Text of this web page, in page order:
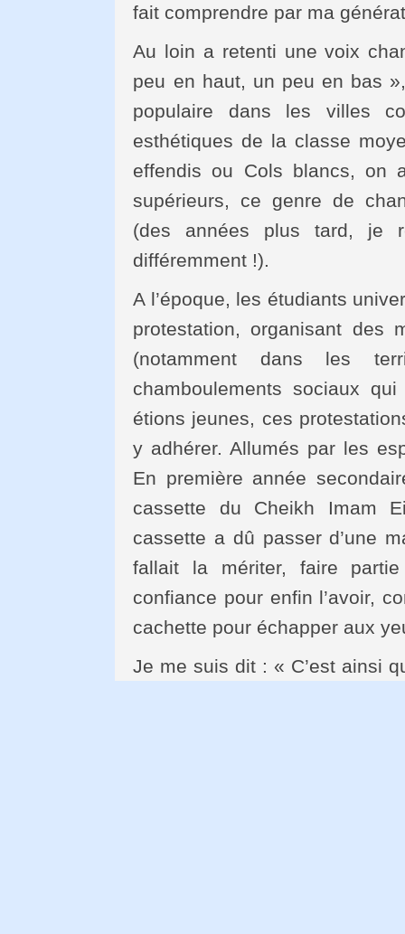
fait comprendre par ma
Au loin a retenti une voix
peu en haut, un peu en bas
populaire dans les villes
esthétiques de la classe
effendis ou Cols blancs, on
supérieurs, ce genre de
(des années plus tard, je
différemment !).
A l’époque, les étudiants
protestation, organisant des
(notamment dans les
chamboulements sociaux
étions jeunes, ces
y adhérer. Allumés par les
En première année
cassette du Cheikh Imam
cassette a dû passer d’une
fallait la mériter, faire
confiance pour enfin l’avoir,
cachette pour échapper aux
Je me suis dit : « C’est ainsi